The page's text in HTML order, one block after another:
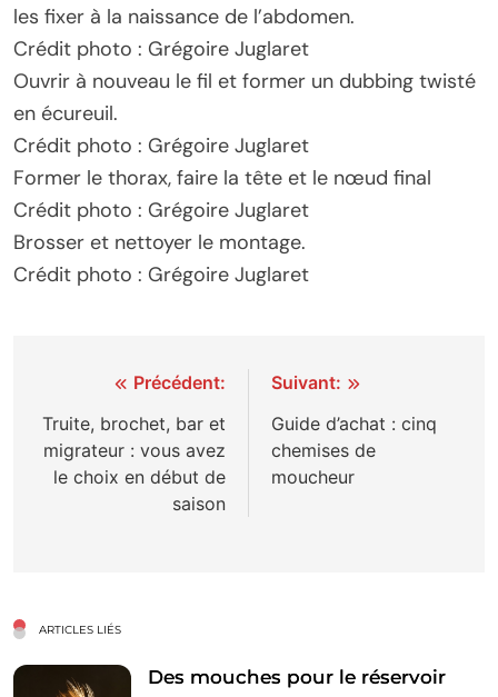
les fixer à la naissance de l’abdomen.
Crédit photo : Grégoire Juglaret
Ouvrir à nouveau le fil et former un dubbing twisté
en écureuil.
Crédit photo : Grégoire Juglaret
Former le thorax, faire la tête et le nœud final
Crédit photo : Grégoire Juglaret
Brosser et nettoyer le montage.
Crédit photo : Grégoire Juglaret
Navigation
de
l’article
Précédent:
Truite, brochet, bar et
migrateur : vous avez
le choix en début de
saison
Suivant:
Guide d’achat : cinq
chemises de
moucheur
ARTICLES LIÉS
Des mouches pour le réservoir